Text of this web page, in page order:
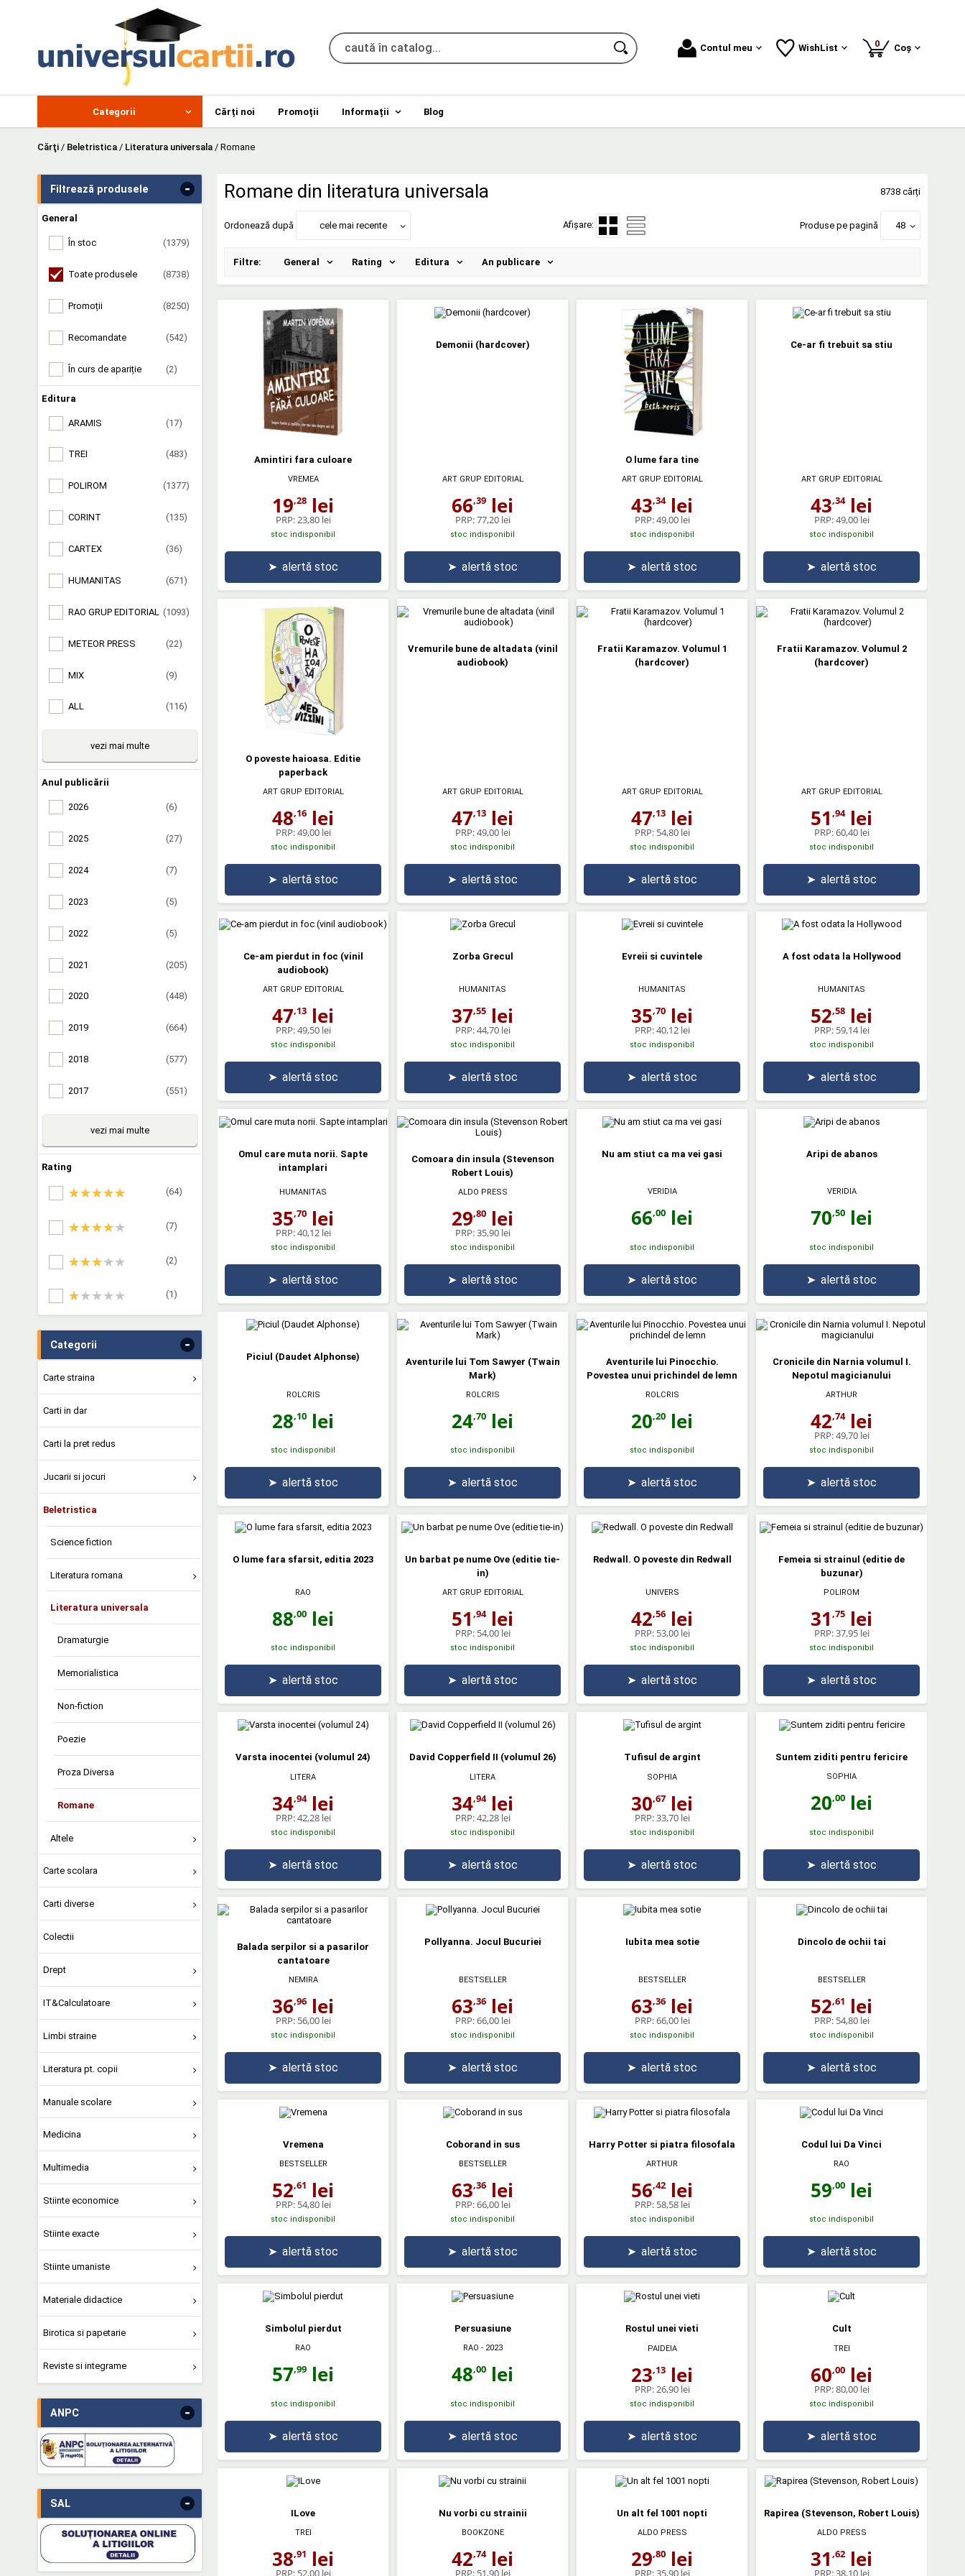
Contul meu WishList 0produse
Coș
Categorii Cărți noi Promoții Informații Blog
Cărţi / Beletristica / Literatura universala / Romane
Filtrează produsele -
General
În stoc (1379)
Toate produsele (8738)
Promoții (8250)
Recomandate (542)
În curs de apariție (2)
Editura
ARAMIS (17)
TREI (483)
POLIROM (1377)
CORINT (135)
CARTEX (36)
HUMANITAS (671)
RAO GRUP EDITORIAL (1093)
METEOR PRESS (22)
MIX (9)
ALL (116)
vezi mai multe
Anul publicării
2026 (6)
2025 (27)
2024 (7)
2023 (5)
2022 (5)
2021 (205)
2020 (448)
2019 (664)
2018 (577)
2017 (551)
vezi mai multe
Rating
(64)
(7)
(2)
(1)
Categorii -
Carte straina
Carti in dar
Carti la pret redus
Jucarii si jocuri
Beletristica
Science fiction
Literatura romana
Literatura universala
Dramaturgie
Memorialistica
Non-fiction
Poezie
Proza Diversa
Romane
Altele
Carte scolara
Carti diverse
Colectii
Drept
IT&Calculatoare
Limbi straine
Literatura pt. copii
Manuale scolare
Medicina
Multimedia
Stiinte economice
Stiinte exacte
Stiinte umaniste
Materiale didactice
Birotica si papetarie
Reviste si integrame
ANPC -
SAL -
Romane din literatura universala 8738 cărți
Ordonează după cele mai recente Afișare: Produse pe pagină 48
Filtre: General Rating Editura An publicare
Amintiri fara culoare
VREMEA
19,28 lei
PRP: 23,80 lei
stoc indisponibil
➤ alertă stoc
Demonii (hardcover)
ART GRUP EDITORIAL
66,39 lei
PRP:77,20 lei
stoc indisponibil
➤ alertă stoc
O lume fara tine
ART GRUP EDITORIAL
43,34lei
PRP:49,00 lei
stoc indisponibil
➤ alertă stoc
Ce-ar fi trebuit sa stiu
ART GRUP EDITORIAL
43,34lei
PRP:49,00 lei
stoc indisponibil
➤ alertă stoc
O poveste haioasa. Editie
paperback
ART GRUP EDITORIAL
48,16 lei
PRP:49,00 lei
stoc indisponibil
➤ alertă stoc
Vremurile bune de altadata (vinil
audiobook)
ART GRUP EDITORIAL
47,13 lei
PRP:49,00 lei
stoc indisponibil
➤ alertă stoc
Fratii Karamazov. Volumul 1
(hardcover)
ART GRUP EDITORIAL
47,13 lei
PRP: 54,80 lei
stoc indisponibil
➤ alertă stoc
Fratii Karamazov. Volumul 2
(hardcover)
ART GRUP EDITORIAL
51 ,94lei
PRP:60,40 lei
stoc indisponibil
➤ alertă stoc
Ce-am pierdut in foc (vinil
audiobook)
ART GRUP EDITORIAL
47,13 lei
PRP:49,50 lei
stoc indisponibil
➤ alertă stoc
Zorba Grecul
HUMANITAS
37,55 lei
PRP:44,70 lei
stoc indisponibil
➤ alertă stoc
Evreii si cuvintele
HUMANITAS
35,70 lei
PRP:40,12 lei
stoc indisponibil
➤ alertă stoc
A fost odata la Hollywood
HUMANITAS
52,58 lei
PRP: 59,14 lei
stoc indisponibil
➤ alertă stoc
Omul care muta norii. Sapte
intamplari
HUMANITAS
35,70 lei
PRP:40,12 lei
stoc indisponibil
➤ alertă stoc
Comoara din insula (Stevenson
Robert Louis)
ALDO PRESS
29,80 lei
PRP:35,90 lei
stoc indisponibil
➤ alertă stoc
Nu am stiut ca ma vei gasi
VERIDIA
66,00 lei
stoc indisponibil
➤ alertă stoc
Aripi de abanos
VERIDIA
70,50 lei
stoc indisponibil
➤ alertă stoc
Piciul (Daudet Alphonse)
ROLCRIS
28,10 lei
stoc indisponibil
➤ alertă stoc
Aventurile lui Tom Sawyer (Twain
Mark)
ROLCRIS
24,70 lei
stoc indisponibil
➤ alertă stoc
Aventurile lui Pinocchio.
Povestea unui prichindel de lemn
ROLCRIS
20,20 lei
stoc indisponibil
➤ alertă stoc
Cronicile din Narnia volumul I.
Nepotul magicianului
ARTHUR
42,74lei
PRP:49,70 lei
stoc indisponibil
➤ alertă stoc
O lume fara sfarsit, editia 2023
RAO
88,00 lei
stoc indisponibil
➤ alertă stoc
Un barbat pe nume Ove (editie tie-
in)
ART GRUP EDITORIAL
51 ,94lei
PRP: 54,00 lei
stoc indisponibil
➤ alertă stoc
Redwall. O poveste din Redwall
UNIVERS
42,56 lei
PRP: 53,00 lei
stoc indisponibil
➤ alertă stoc
Femeia si strainul (editie de
buzunar)
POLIROM
31 ,75 lei
PRP:37,95 lei
stoc indisponibil
➤ alertă stoc
Varsta inocentei (volumul 24)
LITERA
34,94lei
PRP:42,28 lei
stoc indisponibil
➤ alertă stoc
David Copperfield II (volumul 26)
LITERA
34,94lei
PRP:42,28 lei
stoc indisponibil
➤ alertă stoc
Tufisul de argint
SOPHIA
30,67 lei
PRP:33,70 lei
stoc indisponibil
➤ alertă stoc
Suntem ziditi pentru fericire
SOPHIA
20,00 lei
stoc indisponibil
➤ alertă stoc
Balada serpilor si a pasarilor
cantatoare
NEMIRA
36,96 lei
PRP: 56,00 lei
stoc indisponibil
➤ alertă stoc
Pollyanna. Jocul Bucuriei
BESTSELLER
63,36 lei
PRP:66,00 lei
stoc indisponibil
➤ alertă stoc
Iubita mea sotie
BESTSELLER
63,36 lei
PRP:66,00 lei
stoc indisponibil
➤ alertă stoc
Dincolo de ochii tai
BESTSELLER
52,61 lei
PRP: 54,80 lei
stoc indisponibil
➤ alertă stoc
Vremena
BESTSELLER
52,61 lei
PRP: 54,80 lei
stoc indisponibil
➤ alertă stoc
Coborand in sus
BESTSELLER
63,36 lei
PRP:66,00 lei
stoc indisponibil
➤ alertă stoc
Harry Potter si piatra filosofala
ARTHUR
56,42 lei
PRP: 58,58 lei
stoc indisponibil
➤ alertă stoc
Codul lui Da Vinci
RAO
59,00 lei
stoc indisponibil
➤ alertă stoc
Simbolul pierdut
RAO
57,99 lei
stoc indisponibil
➤ alertă stoc
Persuasiune
RAO - 2023
48,00 lei
stoc indisponibil
➤ alertă stoc
Rostul unei vieti
PAIDEIA
23,13 lei
PRP:26,90 lei
stoc indisponibil
➤ alertă stoc
Cult
TREI
60,00 lei
PRP:80,00 lei
stoc indisponibil
➤ alertă stoc
ILove
TREI
38,91 lei
PRP: 52,00 lei
Nu vorbi cu strainii
BOOKZONE
42,74lei
PRP: 51,90 lei
Un alt fel 1001 nopti
ALDO PRESS
29,80 lei
PRP:35,90 lei
Rapirea (Stevenson, Robert Louis)
ALDO PRESS
31 ,62 lei
PRP:38,10 lei